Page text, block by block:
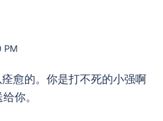
PM
愈的。你是打不死的小强啊
你。